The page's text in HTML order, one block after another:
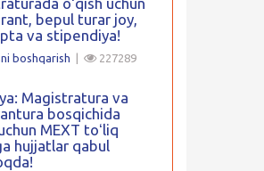
bepul turar joy,
va stipendiya!
boshqarish 227289
Magistratura va
bosqichida
MEXT toʻliq
hujjatlar qabul